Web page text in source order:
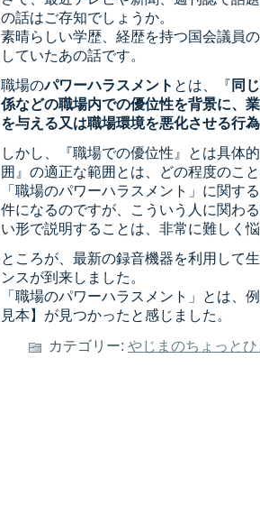
の話はご存知でしょうか。
素晴らしい学歴、経歴を持つ国会議員
していたあの話です。
職場のパワーハラスメント とは、『 同
係などの職場内での優位性を背景に、
を与える又は職場環境を悪化させる行為
しかし、『職場での優位性』とは具体
囲』の適正な範囲とは、どの程度のこ
「職場のパワーハラスメント」に関す
件になるのですが、こういう人に関わ
い形で説明することは、非常に難しく
ところが、最新の録音機器を利用して
ンスが到来しました。
「職場のパワーハラスメント」とは、
見本】が見つかったと感じました。
カテゴリー: やじまのちょっとひ